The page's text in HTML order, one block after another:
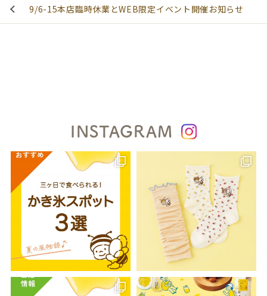
9/6-15本店臨時休業とWEB限定イベント開催お知らせ
INSTAGRAM